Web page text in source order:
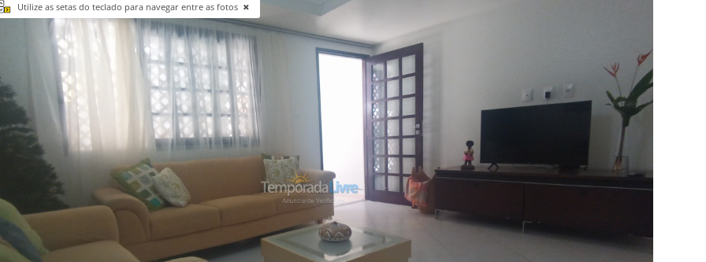
Utilize as setas do teclado para navegar entre as fotos